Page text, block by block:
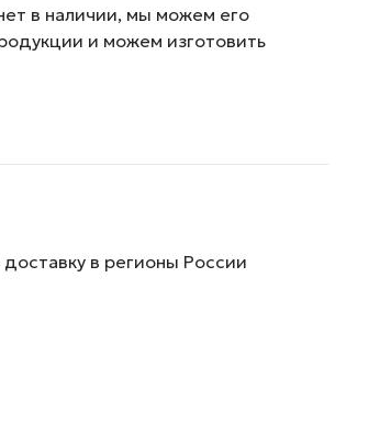
в наличии, мы можем его
и можем изготовить
в регионы России